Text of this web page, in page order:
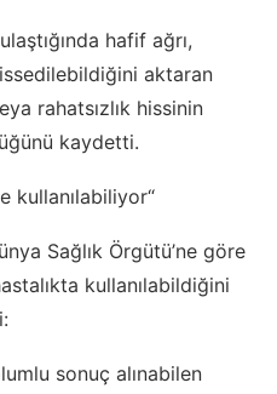
hafif ağrı,
aktaran
rahatsızlık hissinin
kaydetti.
kullanılabiliyor“
Sağlık Örgütü’ne göre
kullanılabildiğini
sonuç alınabilen